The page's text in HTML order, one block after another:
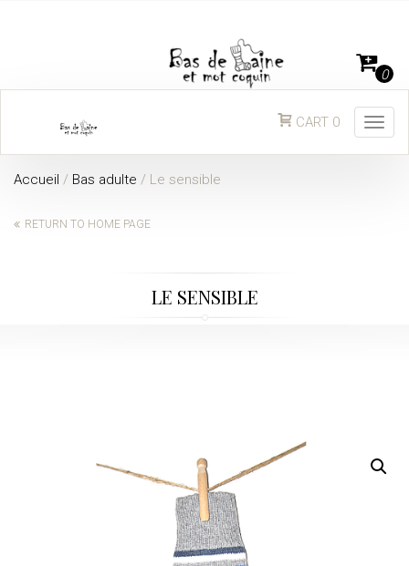
0
CART 0
Accueil / Bas adulte / Le sensible
RETURN TO HOME PAGE
LE SENSIBLE